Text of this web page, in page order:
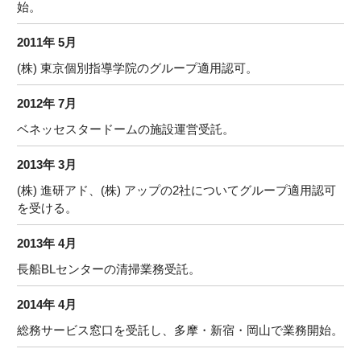
始。
2011年 5月
(株) 東京個別指導学院のグループ適用認可。
2012年 7月
ベネッセスタードームの施設運営受託。
2013年 3月
(株) 進研アド、(株) アップの2社についてグループ適用認可
を受ける。
2013年 4月
長船BLセンターの清掃業務受託。
2014年 4月
総務サービス窓口を受託し、多摩・新宿・岡山で業務開始。